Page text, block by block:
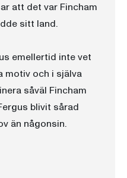
att det var Fincham
sitt land.
emellertid inte vet
motiv och i själva
såväl Fincham
blivit sårad
än någonsin.